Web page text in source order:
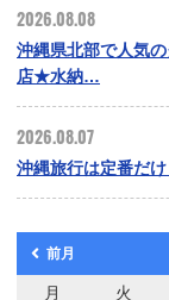
2026.08.08
沖縄県北部で人気
店★水納…
2026.08.07
沖縄旅行は定番だ
前月
月 火